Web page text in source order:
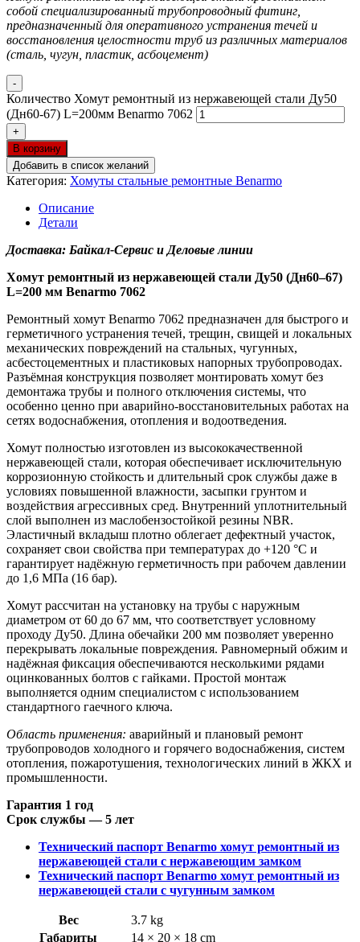
собой специализированный трубопроводный фитинг,
предназначенный для оперативного устранения течей и
восстановления целостности труб из различных материалов
(сталь, чугун, пластик, асбоцемент)
-
Количество Хомут ремонтный из нержавеющей стали Ду50
(Дн60-67) L=200мм Benarmo 7062
+
В корзину
Добавить в список желаний
Категория: Хомуты стальные ремонтные Benarmo
Описание
Детали
Доставка: Байкал-Сервис и Деловые линии
Хомут ремонтный из нержавеющей стали Ду50 (Дн60–67)
L=200 мм Benarmo 7062
Ремонтный хомут Benarmo 7062 предназначен для быстрого и
герметичного устранения течей, трещин, свищей и локальных
механических повреждений на стальных, чугунных,
асбестоцементных и пластиковых напорных трубопроводах.
Разъёмная конструкция позволяет монтировать хомут без
демонтажа трубы и полного отключения системы, что
особенно ценно при аварийно-восстановительных работах на
сетях водоснабжения, отопления и водоотведения.
Хомут полностью изготовлен из высококачественной
нержавеющей стали, которая обеспечивает исключительную
коррозионную стойкость и длительный срок службы даже в
условиях повышенной влажности, засыпки грунтом и
воздействия агрессивных сред. Внутренний уплотнительный
слой выполнен из маслобензостойкой резины NBR.
Эластичный вкладыш плотно облегает дефектный участок,
сохраняет свои свойства при температурах до +120 °C и
гарантирует надёжную герметичность при рабочем давлении
до 1,6 МПа (16 бар).
Хомут рассчитан на установку на трубы с наружным
диаметром от 60 до 67 мм, что соответствует условному
проходу Ду50. Длина обечайки 200 мм позволяет уверенно
перекрывать локальные повреждения. Равномерный обжим и
надёжная фиксация обеспечиваются несколькими рядами
оцинкованных болтов с гайками. Простой монтаж
выполняется одним специалистом с использованием
стандартного гаечного ключа.
Область применения: аварийный и плановый ремонт
трубопроводов холодного и горячего водоснабжения, систем
отопления, пожаротушения, технологических линий в ЖКХ и
промышленности.
Гарантия 1 год
Срок службы — 5 лет
Технический паспорт Benarmo хомут ремонтный из
нержавеющей стали с нержавеющим замком
Технический паспорт Benarmo хомут ремонтный из
нержавеющей стали с чугунным замком
Вес
3.7 kg
Габариты
14 × 20 × 18 cm